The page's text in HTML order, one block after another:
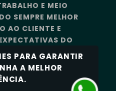
E MEIO
SEMPRE MELHOR
AO CLIENTE E
DO
ENGENHARIA
EQUIPE DE
ALTAMENTE
ESPECIALIZADOS.
PARA GARANTIR
A MELHOR